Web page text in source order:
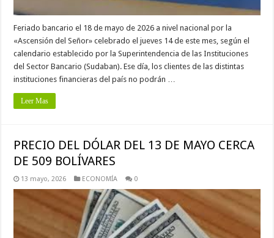
Feriado bancario el 18 de mayo de 2026 a nivel nacional por la
«Ascensión del Señor» celebrado el jueves 14 de este mes, según el
calendario establecido por la Superintendencia de las Instituciones
del Sector Bancario (Sudaban). Ese día, los clientes de las distintas
instituciones financieras del país no podrán …
Leer Mas
PRECIO DEL DÓLAR DEL 13 DE MAYO CERCA
DE 509 BOLÍVARES
13 mayo, 2026 ECONOMÍA 0